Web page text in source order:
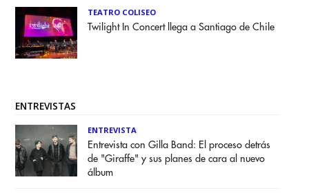
TEATRO COLISEO
Twilight In Concert llega a Santiago de Chile
ENTREVISTAS
ENTREVISTA
Entrevista con Gilla Band: El proceso detrás
de "Giraffe" y sus planes de cara al nuevo
álbum